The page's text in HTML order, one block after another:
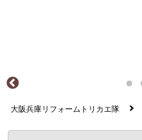
大阪兵庫リフォームトリカエ隊